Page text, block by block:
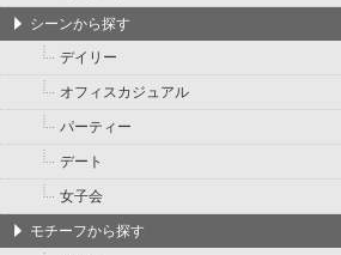
シーンから探す
デイリー
オフィスカジュアル
パーティー
デート
女子会
モチーフから探す